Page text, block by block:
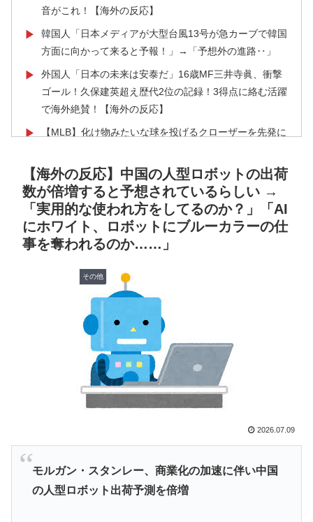
音がこれ！【海外の反応】
▶
韓国人「日本メディアが大型台風13号が急カーブで韓国
方面に向かって来ると予報！」→「予想外の進路‥」
▶
外国人「日本の未来は安泰だ」16歳MF三井寺眞、衝撃
ゴール！久保建英超え歴代2位の記録！3得点に絡む活躍
で海外絶賛！【海外の反応】
▶
【MLB】化け物みたいな球を投げるクローザーを先発に
い」「先発は2－3種類の一級品の変化球が必要だから
な」
▶
軽飛行機が屋根すれすれを抜けて飛行場へ、車輪を出さ
ないまま胴体着陸「これよりひどい着陸なら山ほど見て
きた」【海外の反応】
覧ください」→「これはすごいわ」「こういうのを見る
と日本人は何か適当に作る感じがしない・・・」「あれ
がまさに経験値である」
スカトロ野郎「今日仕事が終わったらやっとうんこが食
べられるぞ」←こんなやつが実在する事実
イチローさん「僕は本を読まない。好きなアニメはドラ
韓国人「日本メディアが2002年ワールドカップ韓国準
決勝も調査すべきと主張！」→「英国メディアも一斉に
【海外の反応】中国の人型ロボットの出荷
数が倍増すると予想されているらしい →
「実用的な使われ方をしてるのか？」「AI
にホワイト、ロボットにブルーカラーの仕
事を奪われるのか……」
その他
2026.07.09
モルガン・スタンレー、商業化の加速に伴い中国
の人型ロボット出荷予測を倍増